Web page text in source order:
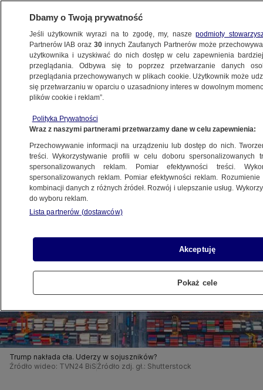
BIZNES
ZE ŚWIATA
zezwoleń celnych dla niektórych krajów
30.08.2018, 07:56
Udostępnij
Trump nakłada cła. Uderzy w sojuszników?
Źródło wideo: TVN24 BiS Źródło zdj. gł.: Shutterstock
Dbamy o Twoją prywatność
Jeśli użytkownik wyrazi na to zgodę, my, naszepodmioty
Partnerów IAB oraz30 innych Zaufanych Partnerów może
użytkownika i uzyskiwać do nich dostęp w celu zapewnienia
przeglądania. Odbywa się to poprzez przetwarzanie danych
przeglądania przechowywanych w plikach cookie. Użytkownik może
się przetwarzaniu w oparciu o uzasadniony interes w dowolnym
plików cookie i reklam”.
Polityka Prywatności
Wraz z naszymi partnerami przetwarzamy dane w celu zapewnienia:
Przechowywanie informacji na urządzeniu lub dostęp do nich.
treści. Wykorzystywanie profili w celu doboru spersonalizowanych
spersonalizowanych reklam. Pomiar efektywności treści.
spersonalizowanych reklam. Pomiar efektywności reklam.
kombinacji danych z różnych źródeł. Rozwój i ulepszanie usług.
do wyboru reklam.
Lista partnerów (dostawców)
Akceptuję
Pokaż cele